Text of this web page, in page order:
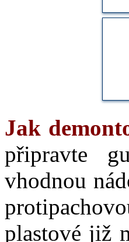
Jak
připravte
vhodnou
plastové již